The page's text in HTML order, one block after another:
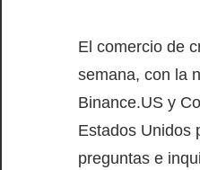
El comercio de
semana, con la
Binance.US y
Estados Unidos
preguntas e